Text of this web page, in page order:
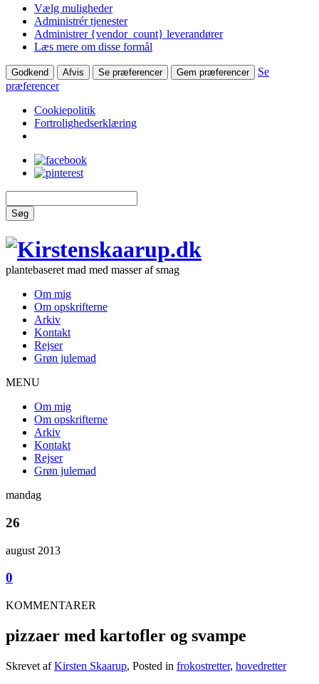
Vælg muligheder
Administrér tjenester
Administrer {vendor_count} leverandører
Læs mere om disse formål
Godkend Afvis Se præferencer Gem præferencer
Se
præferencer
Cookiepolitik
Fortrolighedserklæring
Søg
plantebaseret mad med masser af smag
Om mig
Om opskrifterne
Arkiv
Kontakt
Rejser
Grøn julemad
MENU
Om mig
Om opskrifterne
Arkiv
Kontakt
Rejser
Grøn julemad
mandag
26
august 2013
0
KOMMENTARER
pizzaer med kartofler og svampe
Skrevet afKirsten Skaarup, Posted in frokostretter, hovedretter